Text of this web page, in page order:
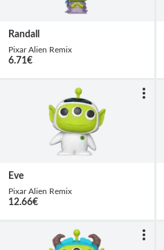
Randall
Pixar Alien Remix
6.71€
Eve
Pixar Alien Remix
12.66€